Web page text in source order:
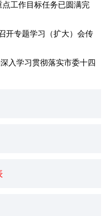
点工作目标任务已圆满完
开专题学习（扩大）会传
入学习贯彻落实市委十四